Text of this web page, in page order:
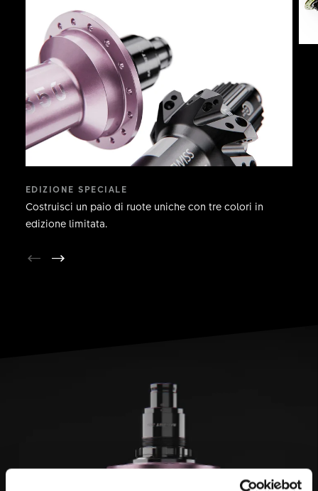
EDIZIONE SPECIALE
Costruisci un paio di ruote uniche con tre colori in
edizione limitata.